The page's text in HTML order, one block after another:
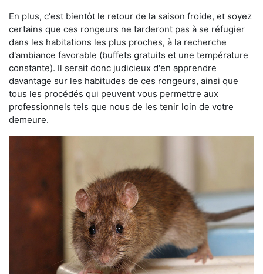
En plus, c'est bientôt le retour de la saison froide, et soyez
certains que ces rongeurs ne tarderont pas à se réfugier
dans les habitations les plus proches, à la recherche
d'ambiance favorable (buffets gratuits et une température
constante). Il serait donc judicieux d'en apprendre
davantage sur les habitudes de ces rongeurs, ainsi que
tous les procédés qui peuvent vous permettre aux
professionnels tels que nous de les tenir loin de votre
demeure.